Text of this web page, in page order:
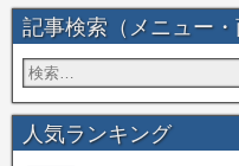
記事検索（メニュー・
人気ランキング